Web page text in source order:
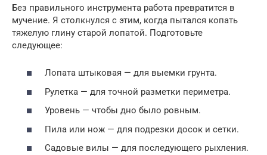
Без правильного инструмента работа превратится в
мучение. Я столкнулся с этим, когда пытался копать
тяжелую глину старой лопатой. Подготовьте
следующее:
Лопата штыковая — для выемки грунта.
Рулетка — для точной разметки периметра.
Уровень — чтобы дно было ровным.
Пила или нож — для подрезки досок и сетки.
Садовые вилы — для последующего рыхления.